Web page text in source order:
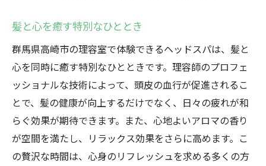
心身のバランスを整えるヘッドスパ
理容室での新しい自分との出会い
日常を変えるヘッドスパの力
髪と頭皮に優しいケア高崎市理容室のヘッドス
パの魅力
プロによる丁寧な頭皮ケアの魅力
高崎市で体験するヘッドスパの効果
髪と心を癒す特別なひととき
群馬県高崎市の理容室で体験できるヘッドスパは、髪と
心を同時に癒す特別なひとときです。理容師のプロフェ
ッショナルな技術によって、頭皮の血行が促進されるこ
とで、髪の健康が向上するだけでなく、日々の疲れが和
らぐ効果が期待できます。また、心地よいアロマの香り
が空間を満たし、リラックス効果をさらに高めます。こ
の贅沢な時間は、心身のリフレッシュを求める多くの方